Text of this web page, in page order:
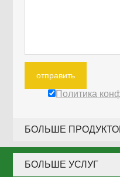
отправить
Политика
БОЛЬШЕ
БОЛЬШЕ УСЛУГ